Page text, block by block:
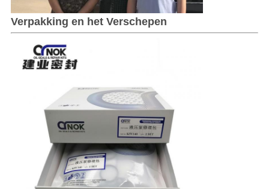
Verpakking en het Verschepen